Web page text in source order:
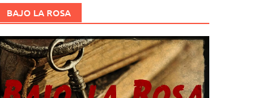
BAJO LA ROSA